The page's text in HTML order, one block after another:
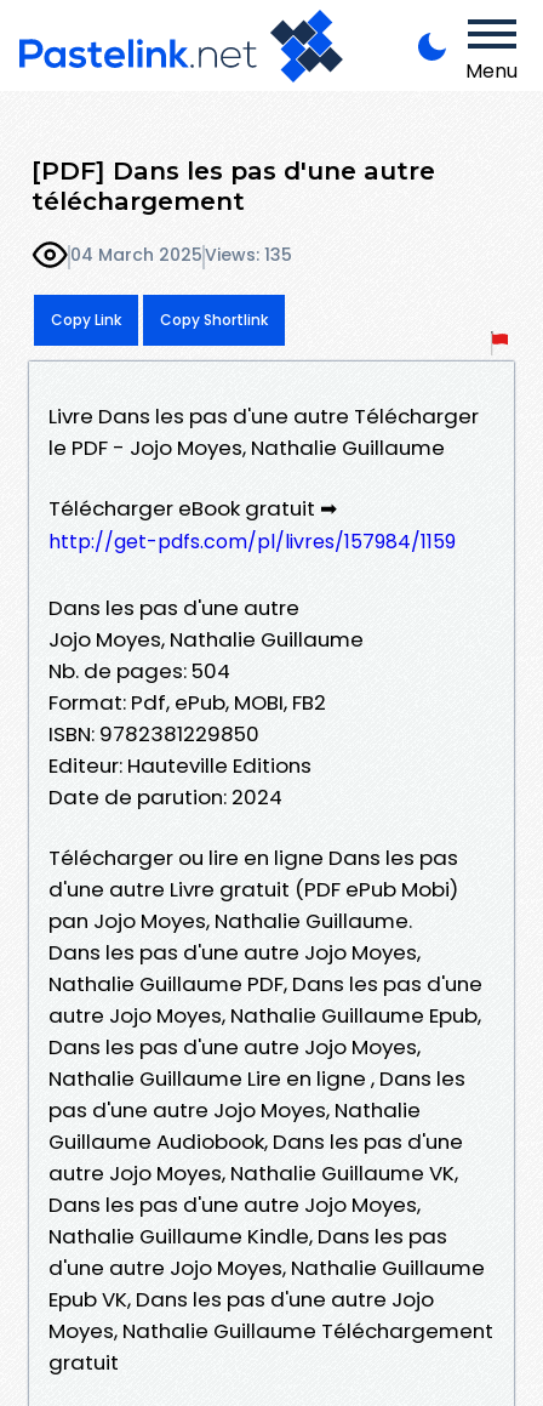
Menu
[PDF] Dans les pas d'une autre
téléchargement
04 March 2025Views: 135
Copy Link Copy Shortlink
Livre Dans les pas d'une autre Télécharger
le PDF - Jojo Moyes, Nathalie Guillaume
Télécharger eBook gratuit ➡
http://get-pdfs.com/pl/livres/157984/1159
Dans les pas d'une autre
Jojo Moyes, Nathalie Guillaume
Nb. de pages: 504
Format: Pdf, ePub, MOBI, FB2
ISBN: 9782381229850
Editeur: Hauteville Editions
Date de parution: 2024
Télécharger ou lire en ligne Dans les pas
d'une autre Livre gratuit (PDF ePub Mobi)
pan Jojo Moyes, Nathalie Guillaume.
Dans les pas d'une autre Jojo Moyes,
Nathalie Guillaume PDF, Dans les pas d'une
autre Jojo Moyes, Nathalie Guillaume Epub,
Dans les pas d'une autre Jojo Moyes,
Nathalie Guillaume Lire en ligne , Dans les
pas d'une autre Jojo Moyes, Nathalie
Guillaume Audiobook, Dans les pas d'une
autre Jojo Moyes, Nathalie Guillaume VK,
Dans les pas d'une autre Jojo Moyes,
Nathalie Guillaume Kindle, Dans les pas
d'une autre Jojo Moyes, Nathalie Guillaume
Epub VK, Dans les pas d'une autre Jojo
Moyes, Nathalie Guillaume Téléchargement
gratuit